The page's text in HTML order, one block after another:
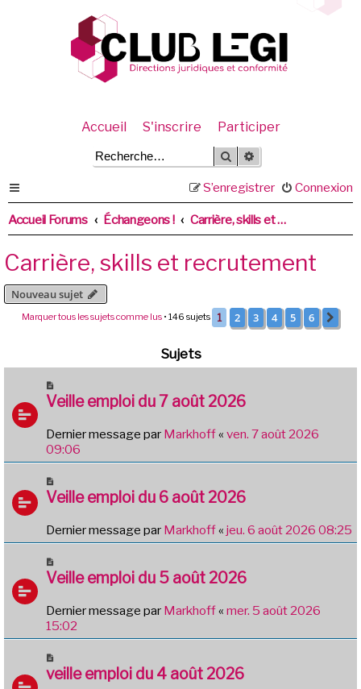
Accueil S'inscrire Participer
Rechercher
Connexion
S’enregistrer
Accueil Forums Échangeons ! Carrière, skills et recrutement
Carrière, skills et recrutement
Nouveau sujet
Marquer tous les sujets comme lus• 146 sujets 1 2 3 4 5 6
Sujets
Veille emploi du 7 août 2026
Dernier message par Markhoff« ven. 7 août 2026
09:06
Veille emploi du 6 août 2026
Dernier message par Markhoff« jeu. 6 août 2026 08:25
Veille emploi du 5 août 2026
Dernier message par Markhoff« mer. 5 août 2026
15:02
veille emploi du 4 août 2026